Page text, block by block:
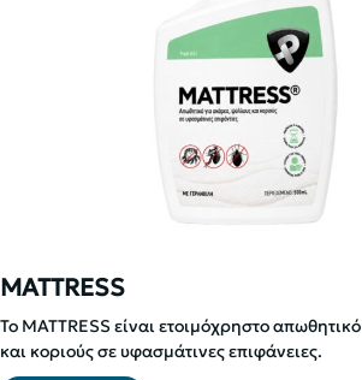
MATTRESS
Το MATTRESS είναι ετοιμόχρηστο
και κοριούς σε υφασμάτινες επιφάνειες.